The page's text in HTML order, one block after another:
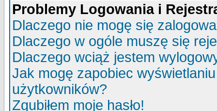
Problemy Logowania i
Dlaczego nie mogę się
Dlaczego w ogóle muszę się
Dlaczego wciąż jestem
Jak mogę zapobiec
użytkowników?
Zgubiłem moje hasło!